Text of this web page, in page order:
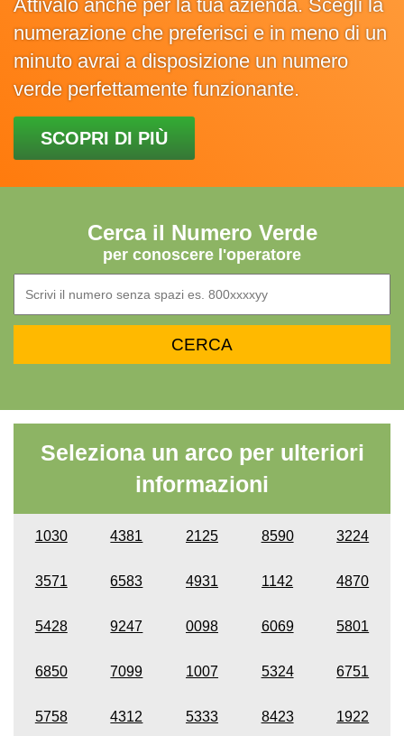
Attivalo anche per la tua azienda. Scegli la
numerazione che preferisci e in meno di un
minuto avrai a disposizione un numero
verde perfettamente funzionante.
SCOPRI DI PIÙ
Cerca il Numero Verde
per conoscere l'operatore
Seleziona un arco per ulteriori
informazioni
1030 4381 2125 8590 3224
3571 6583 4931 1142 4870
5428 9247 0098 6069 5801
6850 7099 1007 5324 6751
5758 4312 5333 8423 1922